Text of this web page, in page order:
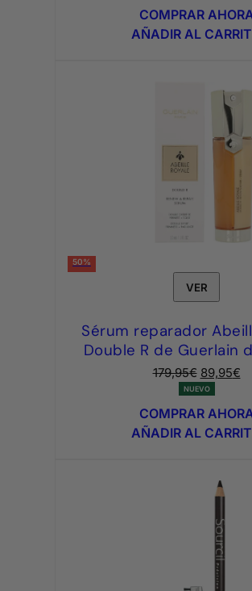
original
era: es:
COMPRAR
AÑADIR AL
50%
VER
Sérum reparador
Double R de Guerlain
179,95€ El
precio
original
era:
179,95€.
89,95€El
NUEVO
COMPRAR
AÑADIR AL